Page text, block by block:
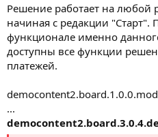
Решение работает на любой
начиная с редакции "Старт".
функционале именно
доступны все функции
платежей.
...